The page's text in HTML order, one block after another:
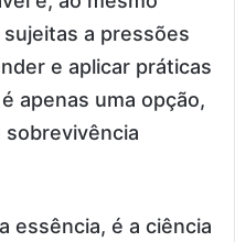
a pressões
e aplicar práticas
apenas uma opção,
sobrevivência
essência, é a ciência